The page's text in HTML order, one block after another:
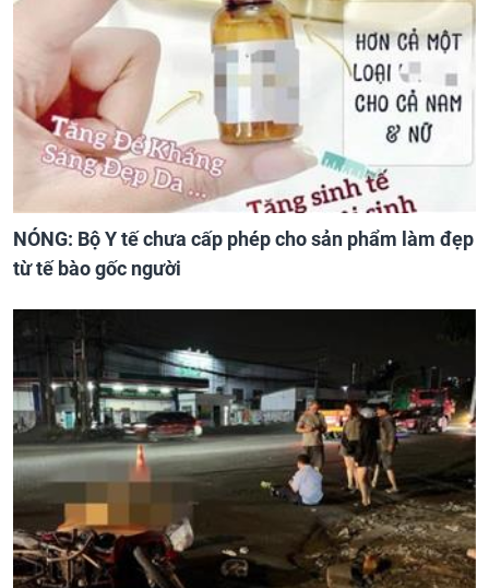
NÓNG: Bộ Y tế chưa cấp phép cho sản phẩm làm đẹp
từ tế bào gốc người